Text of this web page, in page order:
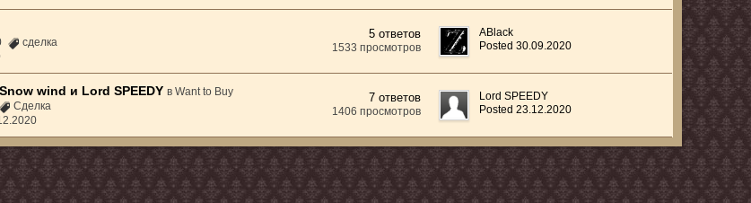
сделка
5 ответов
1533 просмотров
ABlack
Posted 30.09.2020
wind и Lord SPEEDY вWant to Buy
Сделка
7 ответов
1406 просмотров
Lord SPEEDY
Posted 23.12.2020